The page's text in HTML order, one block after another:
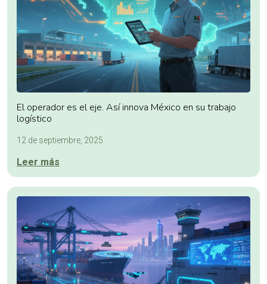
El operador es el eje. Así innova México en su trabajo
logístico
12 de septiembre, 2025
Leer más